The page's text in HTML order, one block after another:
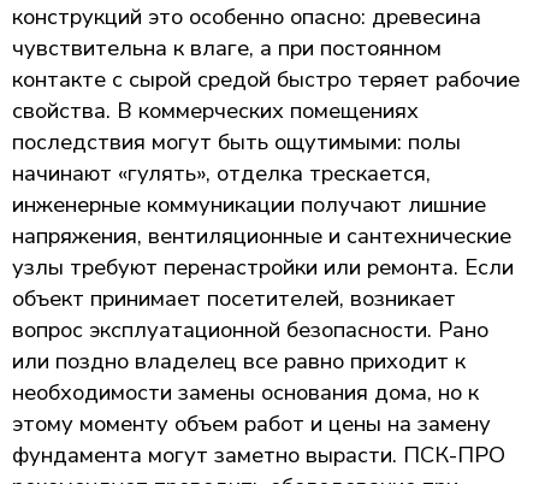
конструкций это особенно опасно: древесина
чувствительна к влаге, а при постоянном
контакте с сырой средой быстро теряет рабочие
свойства. В коммерческих помещениях
последствия могут быть ощутимыми: полы
начинают «гулять», отделка трескается,
инженерные коммуникации получают лишние
напряжения, вентиляционные и сантехнические
узлы требуют перенастройки или ремонта. Если
объект принимает посетителей, возникает
вопрос эксплуатационной безопасности. Рано
или поздно владелец все равно приходит к
необходимости замены основания дома, но к
этому моменту объем работ и цены на замену
фундамента могут заметно вырасти. ПСК-ПРО